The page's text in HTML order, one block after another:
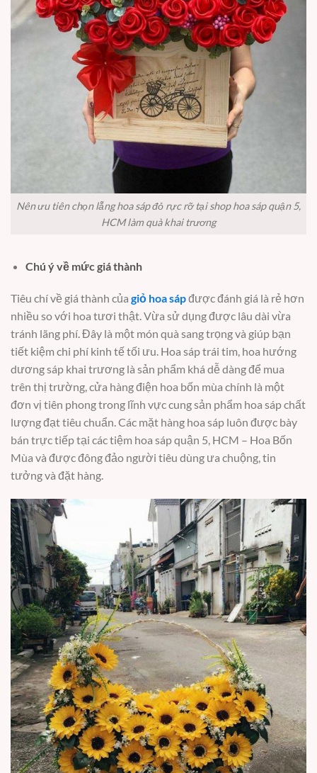
Nên ưu tiên chọn lẵng hoa sáp đỏ rực rỡ tại shop hoa sáp quận 5,
HCM làm quà khai trương
Chú ý về mức giá thành
Tiêu chí về giá thành của giỏ hoa sápđược đánh giá là rẻ hơn
nhiều so với hoa tươi thật. Vừa sử dụng được lâu dài vừa
tránh lãng phí. Đây là một món quà sang trọng và giúp bạn
tiết kiệm chi phí kinh tế tối ưu. Hoa sáp trái tim, hoa hướng
dương sáp khai trương là sản phẩm khá dễ dàng để mua
trên thị trường, cửa hàng điện hoa bốn mùa chính là một
đơn vị tiên phong trong lĩnh vực cung sản phẩm hoa sáp chất
lượng đạt tiêu chuẩn. Các mặt hàng hoa sáp luôn được bày
bán trực tiếp tại các tiệm hoa sáp quận 5, HCM – Hoa Bốn
Mùa và được đông đảo người tiêu dùng ưa chuộng, tin
tưởng và đặt hàng.